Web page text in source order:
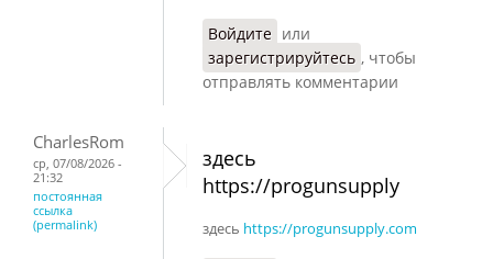
Войдите или
зарегистрируйтесь , чтобы
отправлять комментарии
CharlesRom
ср, 07/08/2026 -
21:32
постоянная
ссылка
(permalink)
здесь
https://progunsupply
здесь https://progunsupply.com